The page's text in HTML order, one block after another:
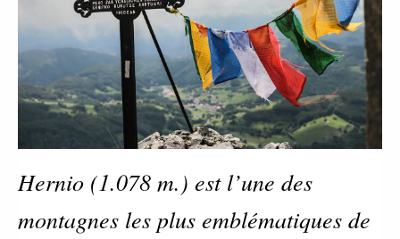
Hernio (1.078 m.) est l’une des
montagnes les plus emblématiques de